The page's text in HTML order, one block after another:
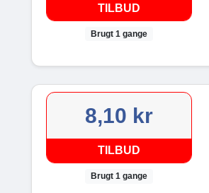
TILBUD
Brugt 1 gange
8,10 kr
TILBUD
Brugt 1 gange